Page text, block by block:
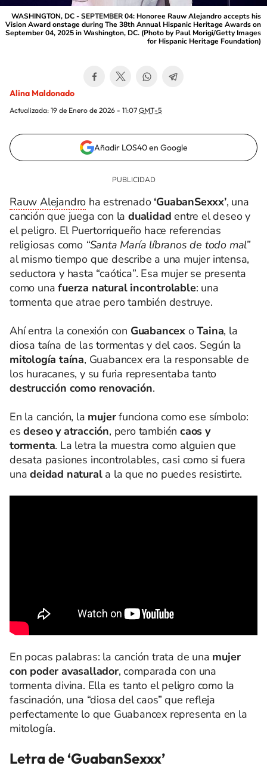
WASHINGTON, DC - SEPTEMBER 04: Honoree Rauw Alejandro accepts his
Vision Award onstage during The 38th Annual Hispanic Heritage Awards on
September 04, 2025 in Washington, DC. (Photo by Paul Morigi/Getty Images
for Hispanic Heritage Foundation)
Alina Maldonado
Actualizada: 19 de Enero de 2026 - 11:07 GMT-5
Añadir LOS40 en Google
Rauw Alejandro ha estrenado ‘GuabanSexxx’, una
canción que juega con ladualidad entre el deseo y
el peligro. El Puertorriqueño hace referencias
religiosas como “Santa María líbranos de todo mal”
al mismo tiempo que describe a una mujer intensa,
seductora y hasta “caótica”. Esa mujer se presenta
como unafuerza natural incontrolable: una
tormenta que atrae pero también destruye.
Ahí entra la conexión con Guabancex oTaina, la
diosa taína de las tormentas y del caos. Según la
mitología taína, Guabancex era la responsable de
los huracanes, y su furia representaba tanto
destrucción como renovación.
En la canción, la mujerfunciona como ese símbolo:
esdeseo y atracción, pero también caos y
tormenta. La letra la muestra como alguien que
desata pasiones incontrolables, casi como si fuera
unadeidad naturala la que no puedes resistirte.
En pocas palabras: la canción trata de una mujer
con poder avasallador, comparada con una
tormenta divina. Ella es tanto el peligro como la
fascinación, una “diosa del caos” que refleja
perfectamente lo que Guabancex representa en la
mitología.
Letra de ‘GuabanSexxx’